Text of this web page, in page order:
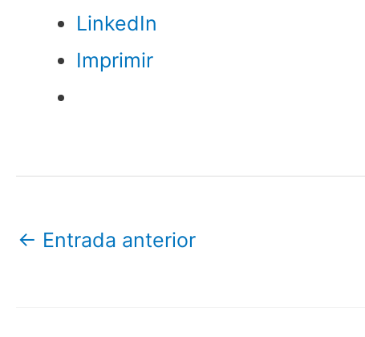
LinkedIn
Imprimir
← Entrada anterior